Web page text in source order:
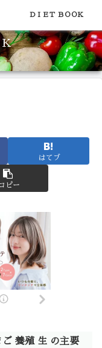
！健康やダイエットに
はてブ
コピー
ご 養殖 生 の主要
ＤＩＥＴ ＢＯＯＫ